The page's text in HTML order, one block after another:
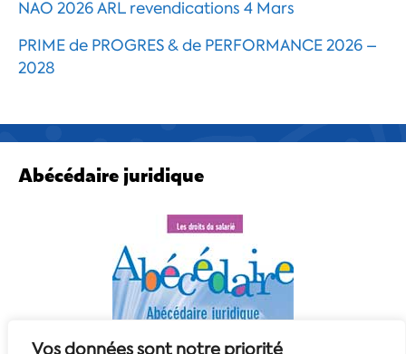
Vos données sont notre priorité
NAO 2026 ARL revendications 4 Mars
PRIME de PROGRES & de PERFORMANCE 2026 –
2028
Abécédaire juridique